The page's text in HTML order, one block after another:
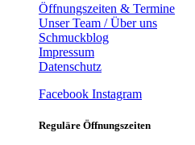
Öffnungszeiten & Termine
Unser Team / Über uns
Schmuckblog
Impressum
Datenschutz
Facebook Instagram
Reguläre Öffnungszeiten